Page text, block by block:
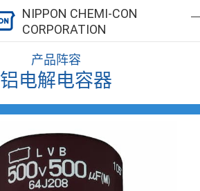
NIPPON CHEMI-CON
CORPORATION
产品阵容
铝电解电容器